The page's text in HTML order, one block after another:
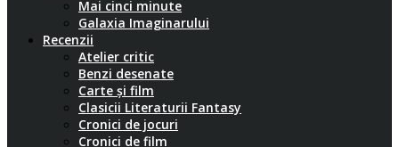
Mai cinci minute
Galaxia Imaginarului
Recenzii
Atelier critic
Benzi desenate
Carte și film
Clasicii Literaturii Fantasy
Cronici de jocuri
Cronici de film